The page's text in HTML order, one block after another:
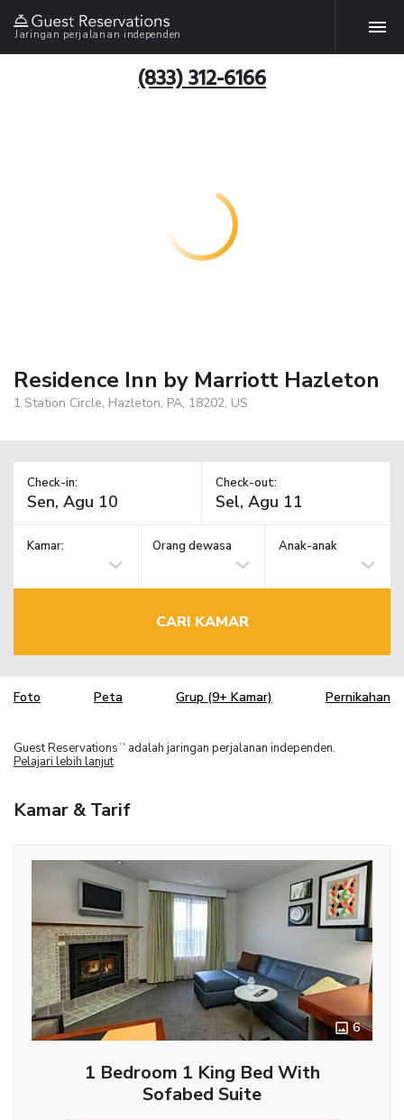
Jaringan perjalanan independen
(833) 312-6166
Residence Inn by Marriott Hazleton
1 Station Circle, Hazleton, PA, 18202, US
Check-in: Check-out:
Kamar: Orang dewasa Anak-anak
CARI KAMAR
Foto Peta Grup (9+ Kamar) Pernikahan
Guest Reservations TM
adalah jaringan perjalanan independen.
Pelajari lebih lanjut
Kamar & Tarif
6
1 Bedroom 1 King Bed With
Sofabed Suite